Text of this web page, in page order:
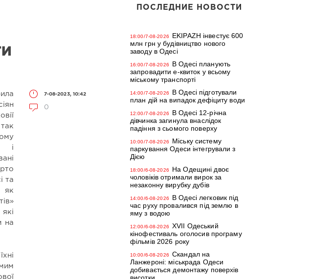
7-08-2023, 10:42
0
і
та
як
на
ПОСЛЕДНИЕ НОВОСТИ
18:00/7-08-2026
EKIPAZH інвестує 600
млн грн у будівництво нового
заводу в Одесі
16:00/7-08-2026
В Одесі планують
запровадити е-квиток у всьому
міському транспорті
14:00/7-08-2026
В Одесі підготували
план дій на випадок дефіциту води
12:00/7-08-2026
В Одесі 12-річна
дівчинка загинула внаслідок
падіння з сьомого поверху
10:00/7-08-2026
Міську систему
паркування Одеси інтегрували з
Дією
18:00/6-08-2026
На Одещині двоє
чоловіків отримали вирок за
незаконну вирубку дубів
14:00/6-08-2026
В Одесі легковик під
час руху провалився під землю в
яму з водою
12:00/6-08-2026
XVII Одеський
кінофестиваль оголосив програму
фільмів 2026 року
10:00/6-08-2026
Скандал на
Ланжероні: міськрада Одеси
добивається демонтажу поверхів